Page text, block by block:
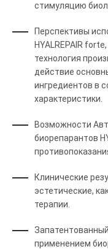
стимуляцию
Перспективы
HYALREPAIR
технология
действие
ингредиентов в
характеристики.
Возможности
биорепарантов
Клинические
эстетические,
терапии.
применением